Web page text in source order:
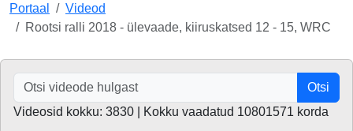
Portaal
Videod
Rootsi ralli 2018 - ülevaade, kiiruskatsed 12 - 15, WRC
Otsi
Videosid kokku: 3830 | Kokku vaadatud 10801571 korda